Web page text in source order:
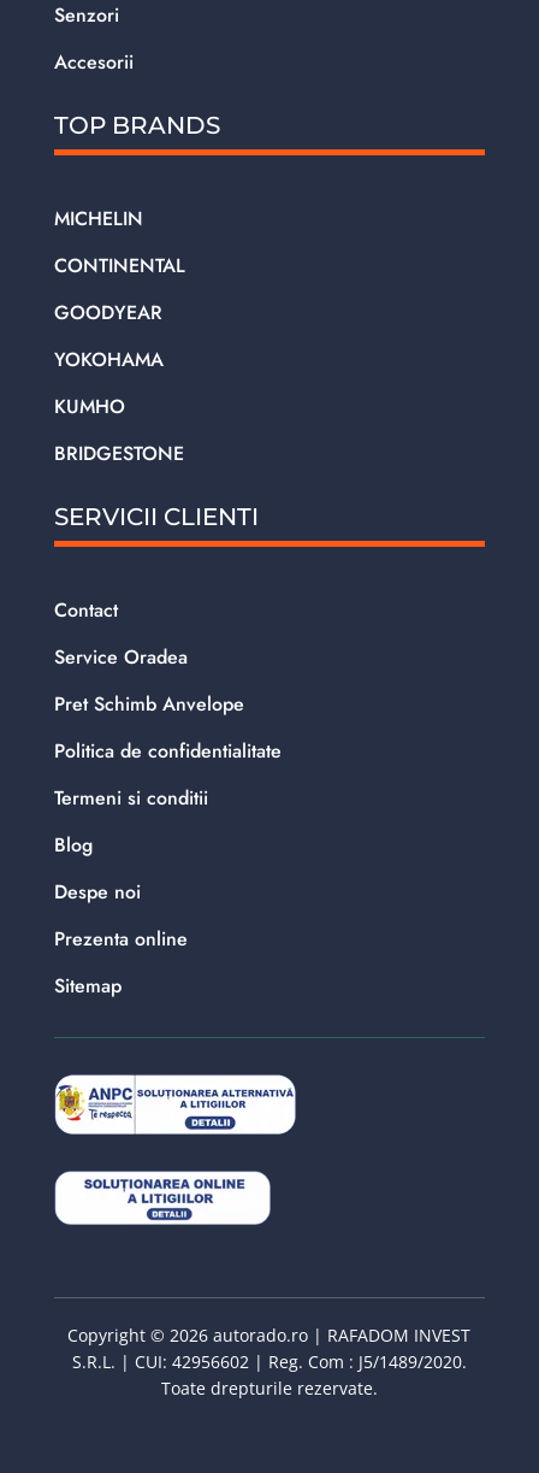
Senzori
Accesorii
TOP BRANDS
MICHELIN
CONTINENTAL
GOODYEAR
YOKOHAMA
KUMHO
BRIDGESTONE
SERVICII CLIENTI
Contact
Service Oradea
Pret Schimb Anvelope
Politica de confidentialitate
Termeni si conditii
Blog
Despe noi
Prezenta online
Sitemap
Copyright © 2026 autorado.ro | RAFADOM INVEST
S.R.L. | CUI: 42956602 | Reg. Com : J5/1489/2020.
Toate drepturile rezervate.